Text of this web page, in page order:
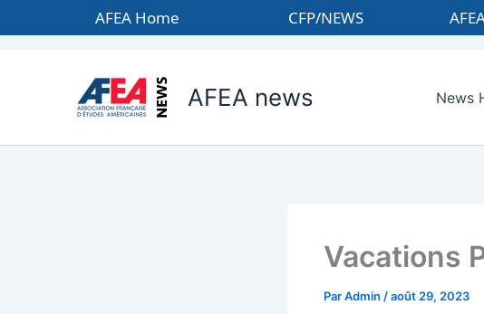
au
AFEA Home CFP/NEWS
AFEA news News
Vacations
ParAdmin /août 29, 2023